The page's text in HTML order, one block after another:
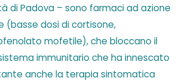
di Padova – sono farmaci ad azione
(basse dosi di cortisone,
mofetile), che bloccano il
immunitario che ha innescato
anche la terapia sintomatica